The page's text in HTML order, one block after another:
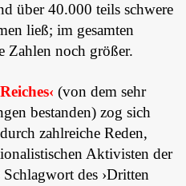
über 40.000 teils schwere
ließ; im gesamten
Zahlen noch größer.
(von dem sehr
bestanden) zog sich
zahlreiche Reden,
Aktivisten der
Schlagwort des ›Dritten